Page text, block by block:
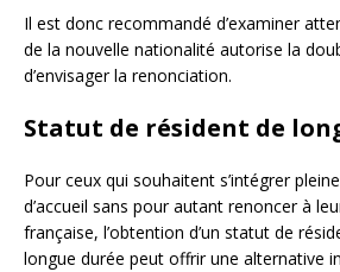
Il est donc recommandé d’examiner
de la nouvelle nationalité autorise la
d’envisager la renonciation.
Statut de résident de
Pour ceux qui souhaitent s’intégrer
d’accueil sans pour autant renoncer à
française, l’obtention d’un statut de
longue durée peut offrir une alternative